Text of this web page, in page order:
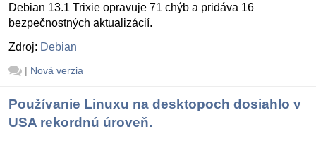
Debian 13.1 Trixie opravuje 71 chýb a pridáva 16
bezpečnostných aktualizácií.
Zdroj: Debian
| Nová verzia
Používanie Linuxu na desktopoch dosiahlo v
USA rekordnú úroveň.